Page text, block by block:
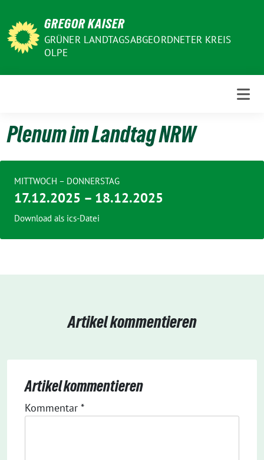
zum
Inhalt
GREGOR KAISER
GRÜNER LANDTAGSABGEORDNETER KREIS
OLPE
Plenum im Landtag NRW
MITTWOCH – DONNERSTAG
17.12.2025 – 18.12.2025
Download als ics-Datei
Artikel kommentieren
Artikel kommentieren
Kommentar *